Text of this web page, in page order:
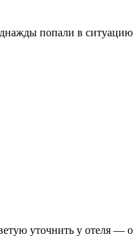
попали в
уточнить у отеля —